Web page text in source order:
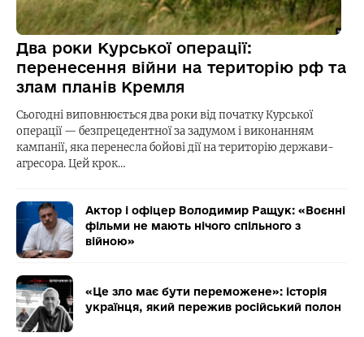
Два роки Курської операції:
перенесення війни на територію рф та
злам планів Кремля
Сьогодні виповнюється два роки від початку Курської
операції — безпрецедентної за задумом і виконанням
кампанії, яка перенесла бойові дії на територію держави-
агресора. Цей крок…
Актор і офіцер Володимир Ращук: «Воєнні
фільми не мають нічого спільного з
війною»
«Це зло має бути переможене»: історія
українця, який пережив російський полон